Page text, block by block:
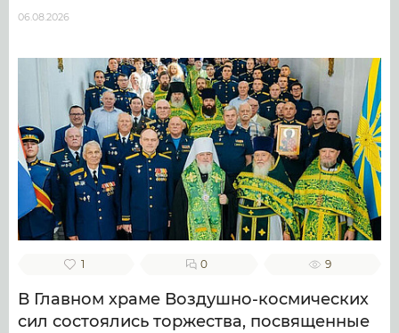
06.08.2026
1 0 9
В Главном храме Воздушно-космических
сил состоялись торжества, посвященные